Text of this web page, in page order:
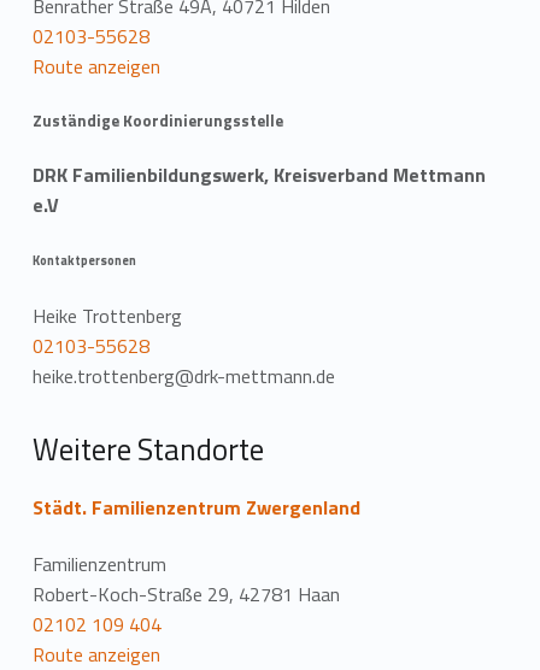
t
i
o
n
Benrather Straße 49A, 40721 Hilden
02103-55628
Route anzeigen
Zuständige Koordinierungsstelle
DRK Familienbildungswerk, Kreisverband Mettmann
e.V
Kontaktpersonen
Heike Trottenberg
02103-55628
heike.trottenberg@drk-mettmann.de
Weitere Standorte
Städt. Familienzentrum Zwergenland
Familienzentrum
Robert-Koch-Straße 29, 42781 Haan
02102 109 404
Route anzeigen